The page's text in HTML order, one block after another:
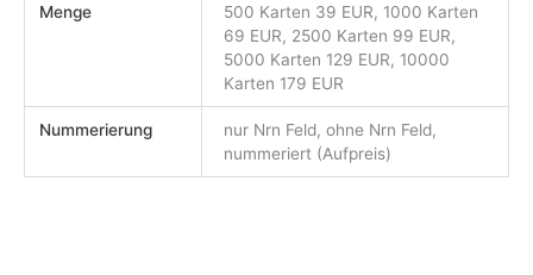
Menge
500 Karten 39 EUR, 1000 Karten
69 EUR, 2500 Karten 99 EUR,
5000 Karten 129 EUR, 10000
Karten 179 EUR
Nummerierung
nur Nrn Feld, ohne Nrn Feld,
nummeriert (Aufpreis)